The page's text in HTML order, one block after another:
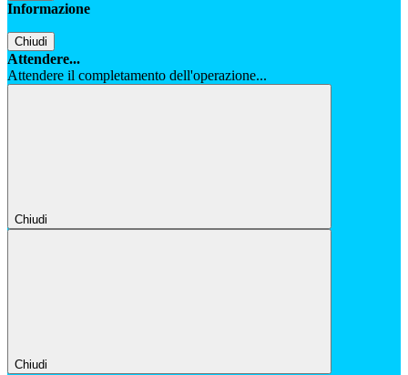
Informazione
Chiudi
Attendere...
Attendere il completamento dell'operazione...
Chiudi
Chiudi